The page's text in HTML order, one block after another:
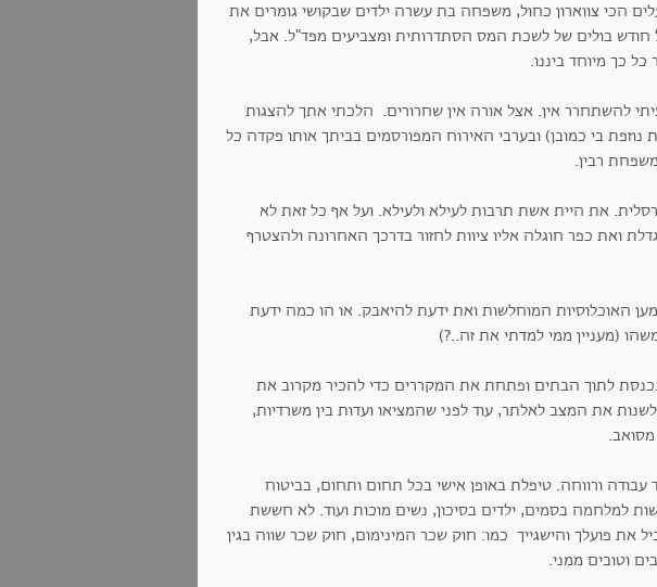
מעמד פועלים הכי צווארון כחול, משפחה בת עשרה ילדים שבקושי גומרים את
חודש בולים של לשכת המס הסתדרותית ומצביעים מפד"ל. אבל,
כך מיוחד ביננו.
להשתחרר אין. אצל אורה אין שחרורים. הלכתי אתך להצגות
נוזפת בי כמובן) ובערבי האירוח המפורסמים בביתך אותו פקדה כל
רבין.
את היית אשת תרבות לעילא ולעילא. ועל אף כל זאת לא
ואת כפר חוגלה אליו ציוות לחזור בדרכך האחרונה ולהצטרף
האוכלוסיות המוחלשות ואת ידעת להיאבק. או הו כמה ידעת
(מעניין ממי למדתי את זה..?)
לתוך הבתים ופתחת את המקררים כדי להכיר מקרוב את
את המצב לאלתר, עוד לפני שהמציאו ועדות בין משרדיות,
ורווחה. טיפלת באופן אישי בכל תחום ותחום, בביטוח
למלחמה בסמים, ילדים בסיכון, נשים מוכות ועוד. לא חששת
פועלך והישגייך כמו: חוק שכר המינימום, חוק שכר שווה בגין
וטובים ממני.